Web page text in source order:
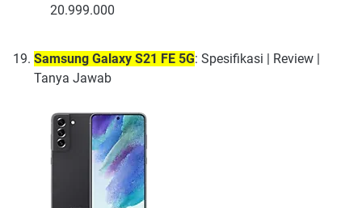
20.999.000
Samsung Galaxy S21 FE 5G: Spesifikasi | Review |
Tanya Jawab